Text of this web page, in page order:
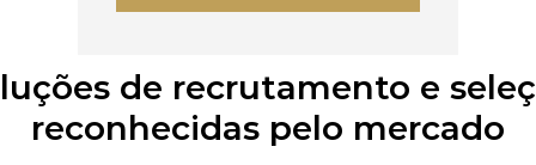
de recrutamento e
reconhecidas pelo mercado